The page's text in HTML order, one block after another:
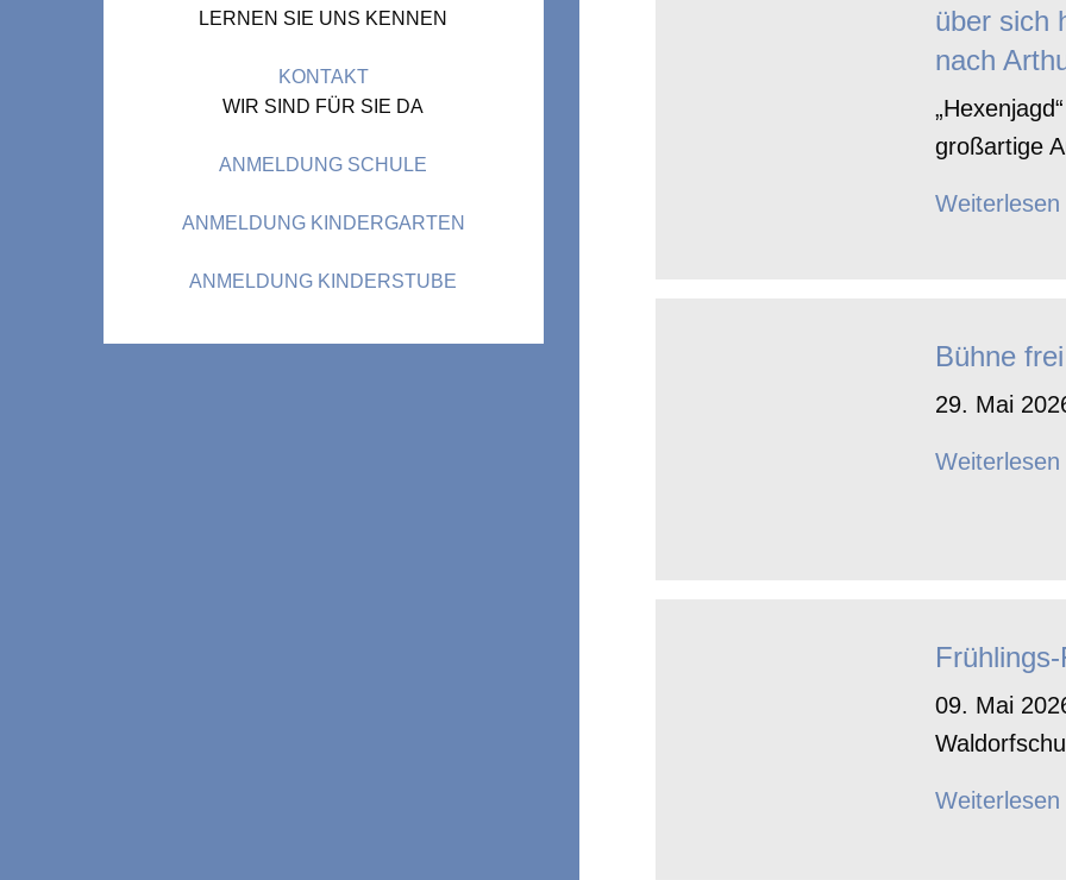
LERNEN SIE UNS KENNEN
KONTAKT
WIR SIND FÜR SIE DA
ANMELDUNG SCHULE
ANMELDUNG KINDERGARTEN
ANMELDUNG KINDERSTUBE
über sich
nach
großartige
Weiterlesen
Bühne frei
29. Mai
Weiterlesen
09. Mai
Weiterlesen